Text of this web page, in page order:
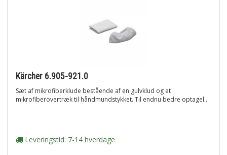
Kärcher 6.905-921.0
Sæt af mikrofiberklude bestående af en gulvklud og et
mikrofiberovertræk til håndmundstykket. Til endnu bedre optagel...
Leveringstid: 7-14 hverdage